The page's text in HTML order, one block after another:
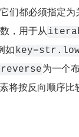
们都必须指定为
，用于从
如
reverse为一个
将按反向顺序比